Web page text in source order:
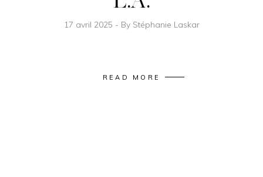
17 avril 2025 By Stéphanie Laskar
READ MORE